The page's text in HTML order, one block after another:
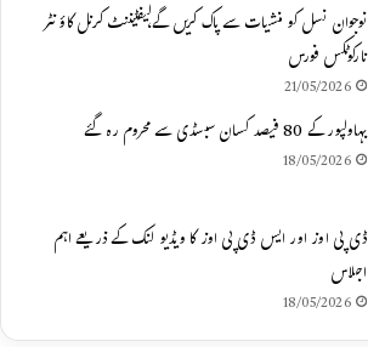
نوجوان نسل کو منشیات سے پاک کریں گے،لیفٹیننٹ کرنل کاؤنٹر
نارکوٹکس فورس
21/05/2026
بہاولپور کے 80 فیصد کسان سبسڈی سے محروم رہ گئے
18/05/2026
ڈی پی اوز اور ایس ڈی پی اوز کا ویڈیو لنک کے ذریعے اہم
اجلاس
18/05/2026